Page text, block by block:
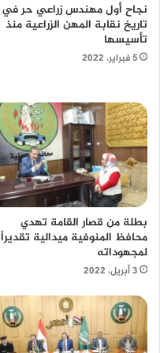
نجاح أول مهندس زراعي حر في
تاريخ نقابة المهن الزراعية منذ
تأسيسها
5 فبراير، 2022
بطلة من قصار القامة تهدي
محافظ المنوفية ميدالية تقديراً
لمجهوداته
3 أبريل، 2022